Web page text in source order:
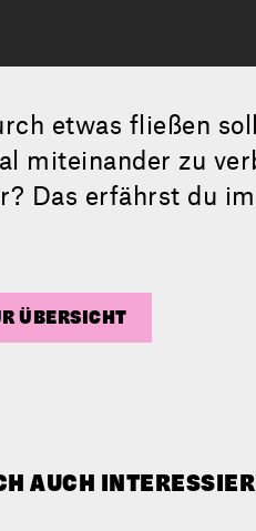
etwas fließen
miteinander zu
Das erfährst du
ÜBERSICHT
AUCH